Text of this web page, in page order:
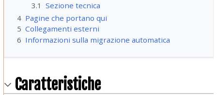
3.1
Sezione tecnica
4 Pagine che portano qui
5 Collegamenti esterni
6 Informazioni sulla migrazione automatica
Caratteristiche